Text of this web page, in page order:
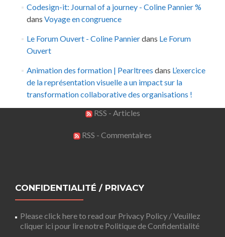
Codesign-it: Journal of a journey - Coline Pannier %
dans Voyage en congruence
Le Forum Ouvert - Coline Pannierdans Le Forum
Ouvert
Animation des formation | Pearltrees dans L’exercice
de la représentation visuelle a un impact sur la
transformation collaborative des organisations !
RSS - Articles
RSS - Commentaires
CONFIDENTIALITÉ / PRIVACY
Please click here to read our Privacy Policy / Veuillez
cliquer ici pour lire notre Politique de Confidentialité